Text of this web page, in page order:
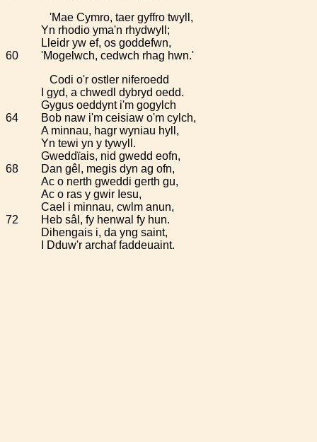
'Mae Cymro, taer gyffro twyll,
Yn rhodio yma'n rhydwyll;
Lleidr yw ef, os goddefwn,
60
'Mogelwch, cedwch rhag hwn.'
Codi o'r ostler niferoedd
I gyd, a chwedl dybryd oedd.
Gygus oeddynt i'm gogylch
64
Bob naw i'm ceisiaw o'm cylch,
A minnau, hagr wyniau hyll,
Yn tewi yn y tywyll.
Gweddïais, nid gwedd eofn,
68
Dan gêl, megis dyn ag ofn,
Ac o nerth gweddi gerth gu,
Ac o ras y gwir Iesu,
Cael i minnau, cwlm anun,
72
Heb sâl, fy henwal fy hun.
Dihengais i, da yng saint,
I Dduw'r archaf faddeuaint.